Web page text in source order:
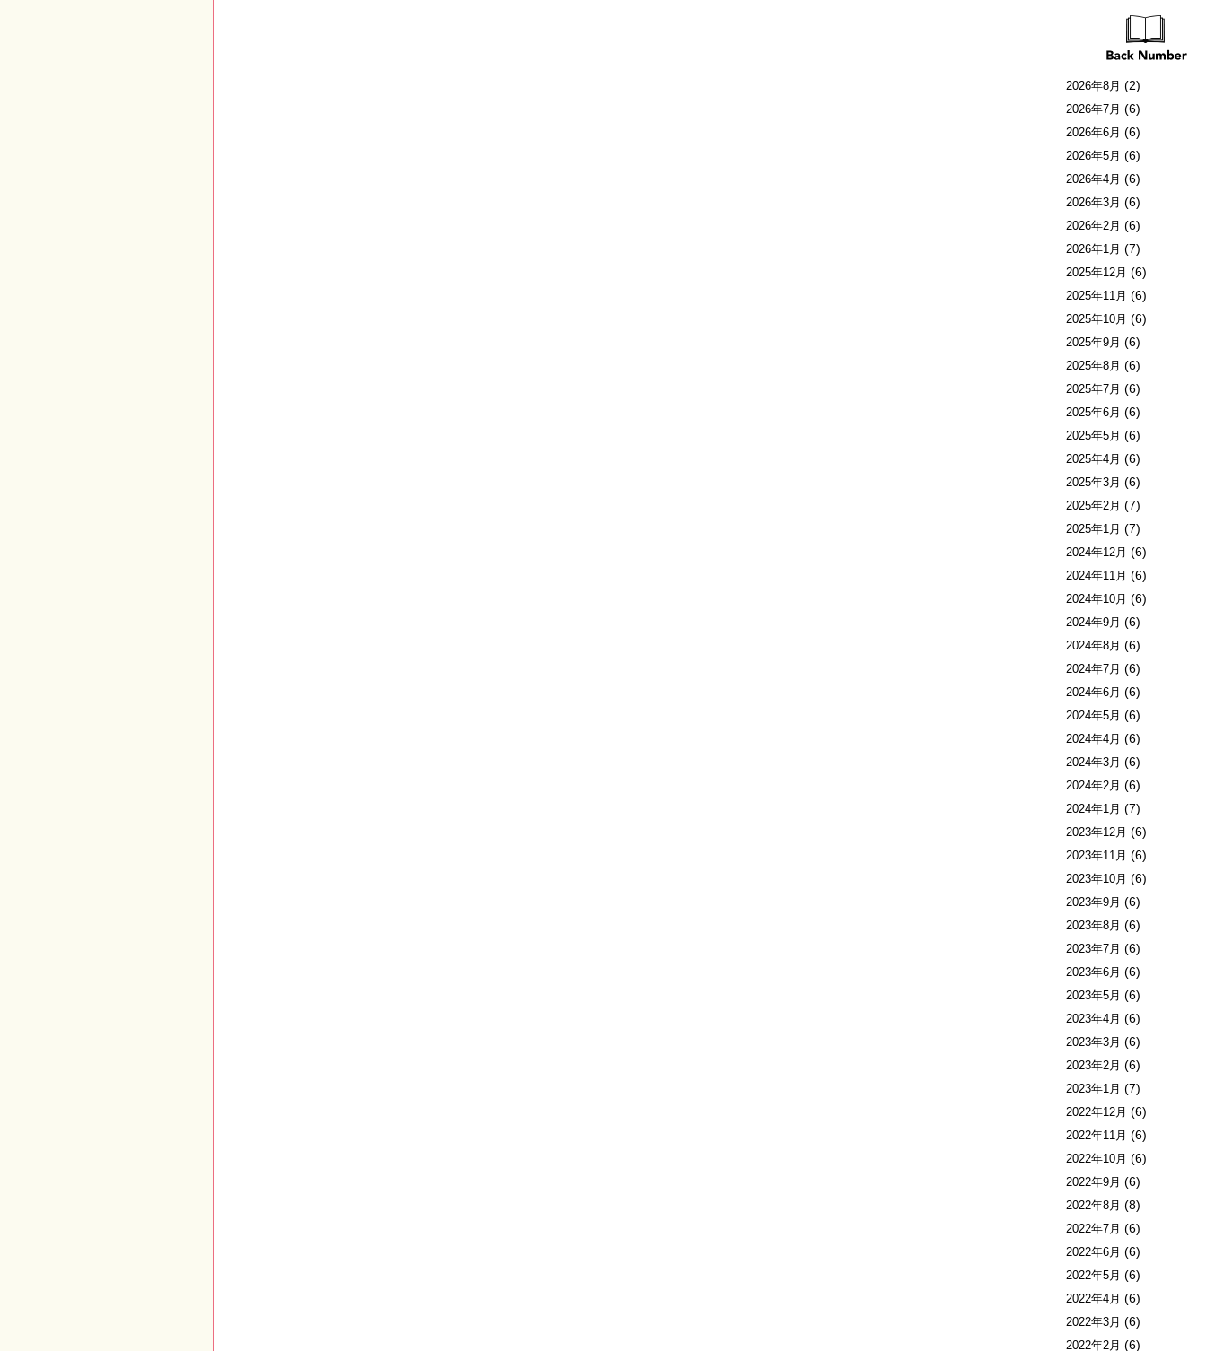
2026年8月 (2)
2026年7月 (6)
2026年6月 (6)
2026年5月 (6)
2026年4月 (6)
2026年3月 (6)
2026年2月 (6)
2026年1月 (7)
2025年12月 (6)
2025年11月 (6)
2025年10月 (6)
2025年9月 (6)
2025年8月 (6)
2025年7月 (6)
2025年6月 (6)
2025年5月 (6)
2025年4月 (6)
2025年3月 (6)
2025年2月 (7)
2025年1月 (7)
2024年12月 (6)
2024年11月 (6)
2024年10月 (6)
2024年9月 (6)
2024年8月 (6)
2024年7月 (6)
2024年6月 (6)
2024年5月 (6)
2024年4月 (6)
2024年3月 (6)
2024年2月 (6)
2024年1月 (7)
2023年12月 (6)
2023年11月 (6)
2023年10月 (6)
2023年9月 (6)
2023年8月 (6)
2023年7月 (6)
2023年6月 (6)
2023年5月 (6)
2023年4月 (6)
2023年3月 (6)
2023年2月 (6)
2023年1月 (7)
2022年12月 (6)
2022年11月 (6)
2022年10月 (6)
2022年9月 (6)
2022年8月 (8)
2022年7月 (6)
2022年6月 (6)
2022年5月 (6)
2022年4月 (6)
2022年3月 (6)
2022年2月 (6)